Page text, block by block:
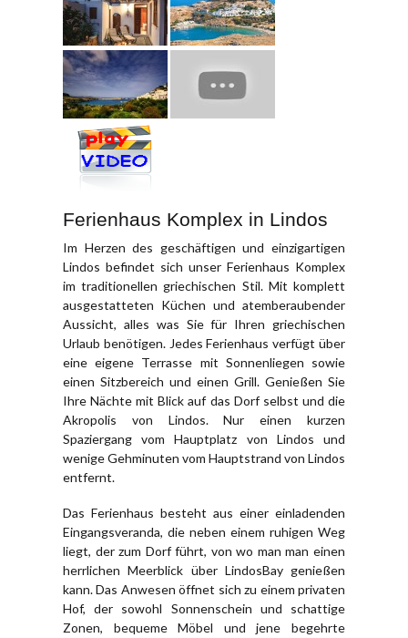
Ferienhaus Komplex in Lindos
Im Herzen des geschäftigen und einzigartigen
Lindos befindet sich unser Ferienhaus Komplex
im traditionellen griechischen Stil. Mit komplett
ausgestatteten Küchen und atemberaubender
Aussicht, alles was Sie für Ihren griechischen
Urlaub benötigen. Jedes Ferienhaus verfügt über
eine eigene Terrasse mit Sonnenliegen sowie
einen Sitzbereich und einen Grill. Genießen Sie
Ihre Nächte mit Blick auf das Dorf selbst und die
Akropolis von Lindos. Nur einen kurzen
Spaziergang vom Hauptplatz von Lindos und
wenige Gehminuten vom Hauptstrand von Lindos
entfernt.
Das Ferienhaus besteht aus einer einladenden
Eingangsveranda, die neben einem ruhigen Weg
liegt, der zum Dorf führt, von wo man man einen
herrlichen Meerblick über LindosBay genießen
kann. Das Anwesen öffnet sich zu einem privaten
Hof, der sowohl Sonnenschein und schattige
Zonen, bequeme Möbel und jene begehrte